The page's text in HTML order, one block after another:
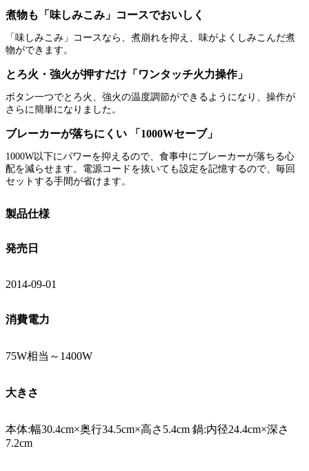
煮物も「味しみこみ」コースでおいしく
「味しみこみ」コースなら、煮崩れを抑え、味がよくしみこんだ煮
物ができます。
とろ火・強火が押すだけ「ワンタッチ火力操作」
ボタン一つでとろ火、強火の温度調節ができるようになり、操作が
さらに簡単になりました。
ブレーカーが落ちにくい 「1000Wセーブ」
1000W以下にパワーを抑えるので、食事中にブレーカーが落ちる心
配を減らせます。電源コードを抜いても設定を記憶するので、毎回
セットする手間が省けます。
製品仕様
発売日
2014-09-01
消費電力
75W相当～1400W
大きさ
本体:幅30.4cm×奥行34.5cm×高さ5.4cm 鍋:内径24.4cm×深さ
7.2cm